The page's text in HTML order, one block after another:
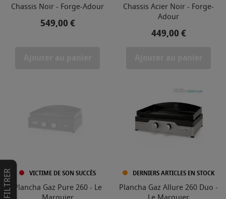
FILTRER
Chassis Noir - Forge-Adour
Prix
549,00 €
Chassis Acier Noir - Forge-
Adour
Prix
449,00 €
VICTIME DE SON SUCCÈS
Plancha Gaz Pure 260 - Le
DERNIERS ARTICLES EN STOCK
Plancha Gaz Allure 260 Duo -